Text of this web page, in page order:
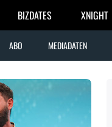
BIZDATES XNIGHT
ABO MEDIADATEN